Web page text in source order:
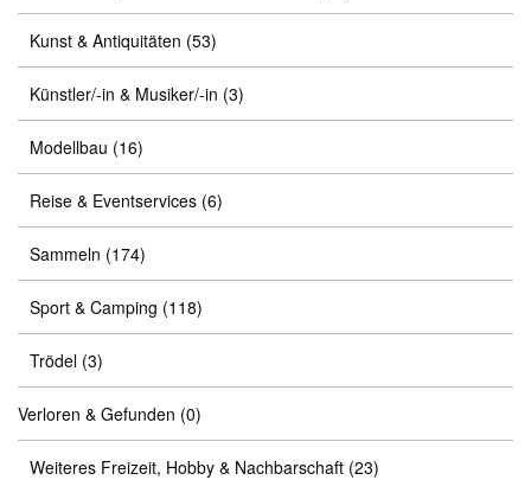
Kunst & Antiquitäten (53)
Künstler/-in & Musiker/-in (3)
Modellbau (16)
Reise & Eventservices (6)
Sammeln (174)
Sport & Camping (118)
Trödel (3)
Verloren & Gefunden (0)
Weiteres Freizeit, Hobby & Nachbarschaft (23)